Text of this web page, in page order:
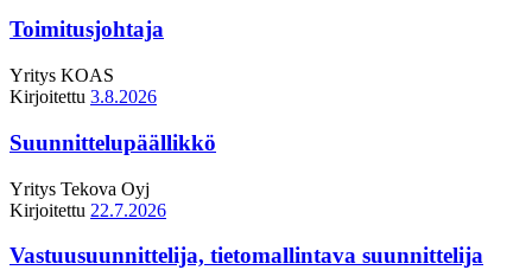
Toimitusjohtaja
Yritys KOAS
Kirjoitettu 3.8.2026
Suunnittelupäällikkö
Yritys Tekova Oyj
Kirjoitettu 22.7.2026
Vastuusuunnittelija, tietomallintava suunnittelija